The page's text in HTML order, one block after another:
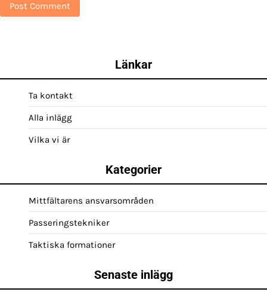
Länkar
Ta kontakt
Alla inlägg
Vilka vi är
Kategorier
Mittfältarens ansvarsområden
Passeringstekniker
Taktiska formationer
Senaste inlägg